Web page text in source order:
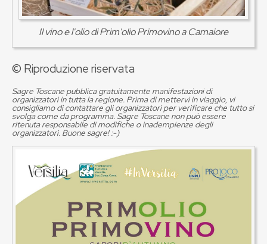
Il vino e l'olio di Prim'olio Primovino a Camaiore
© Riproduzione riservata
Sagre Toscane pubblica gratuitamente manifestazioni di
organizzatori in tutta la regione. Prima di mettervi in viaggio, vi
consigliamo di contattare gli organizzatori per verificare che tutto si
svolga come da programma. Sagre Toscane non può essere
ritenuta responsabile di modifiche o inadempienze degli
organizzatori. Buone sagre! :-)